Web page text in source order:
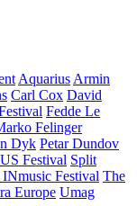
Aquarius Armin
Carl Cox David
Fedde Le
Felinger
Dyk Petar Dundov
Festival Split
Festival The
Europe Umag